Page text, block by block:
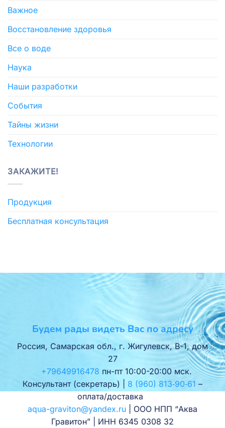
Важное
Восстановление здоровья
Все о воде
Наука
Наши разработки
События
Тайны жизни
Технологии
ЗАКАЖИТЕ!
Продукция
Бесплатная консультация
Будем рады видеть Вас по адресу
Россия, Самарская обл., г. Жигулевск, В-1, дом
27
+79649916478 пн-пт 10:00-20:00 мск.
Консультант (секретарь) | 8 (960) 813‑90‑61 –
оплата/доставка
aqua-graviton@yandex.ru | ООО НПП “Аква
Гравитон” | ИНН 6345 0308 32